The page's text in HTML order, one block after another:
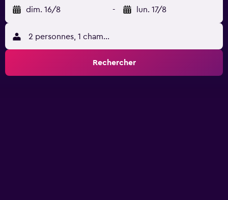
dim. 16/8 - lun. 17/8
2 personnes, 1 chambre
Rechercher